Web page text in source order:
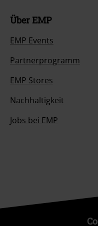
Über EMP
EMP Events
Partnerprogramm
EMP Stores
Nachhaltigkeit
Jobs bei EMP